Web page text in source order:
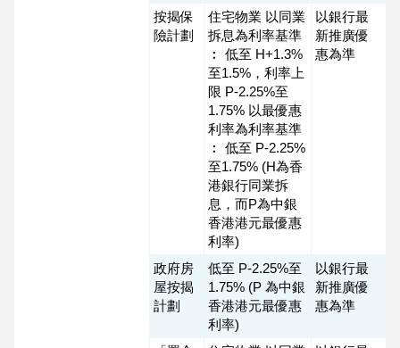
按揭保
險計劃
住宅物業 以同業
拆息為利率基準
︰ 低至 H+1.3%
至1.5%，利率上
限 P-2.25%至
1.75% 以最優惠
利率為利率基準
︰ 低至 P-2.25%
至1.75% (H為香
港銀行同業拆
息，而P為中銀
香港港元最優惠
利率)
以銀行最
新推廣優
惠為準
政府房
屋按揭
計劃
低至 P-2.25%至
1.75% (P 為中銀
香港港元最優惠
利率)
以銀行最
新推廣優
惠為準